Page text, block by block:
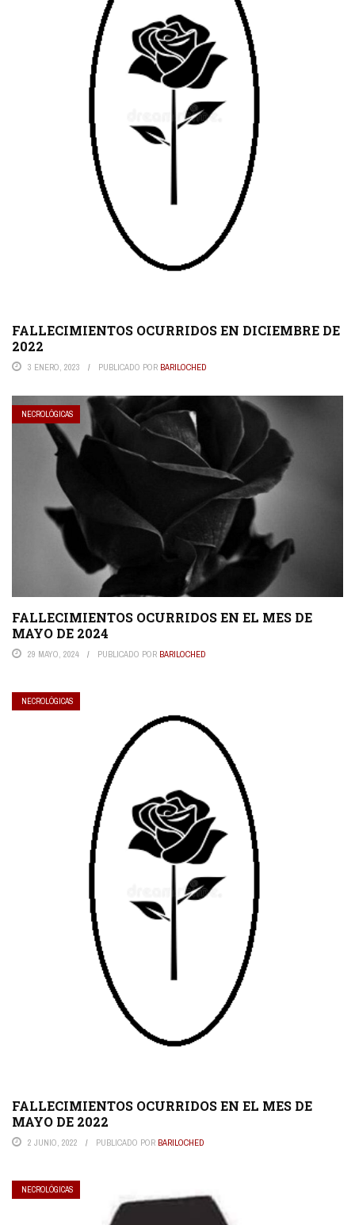
FALLECIMIENTOS OCURRIDOS EN DICIEMBRE DE
2022
3 ENERO, 2023 PUBLICADO POR BARILOCHED
NECROLÓGICAS
FALLECIMIENTOS OCURRIDOS EN EL MES DE
MAYO DE 2024
29 MAYO, 2024 PUBLICADO POR BARILOCHED
NECROLÓGICAS
FALLECIMIENTOS OCURRIDOS EN EL MES DE
MAYO DE 2022
2 JUNIO, 2022 PUBLICADO POR BARILOCHED
NECROLÓGICAS